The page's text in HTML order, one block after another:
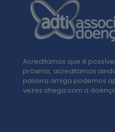
Acreditamos que é
próximo, acreditamos
palavra amiga podemos
vezes chega com a